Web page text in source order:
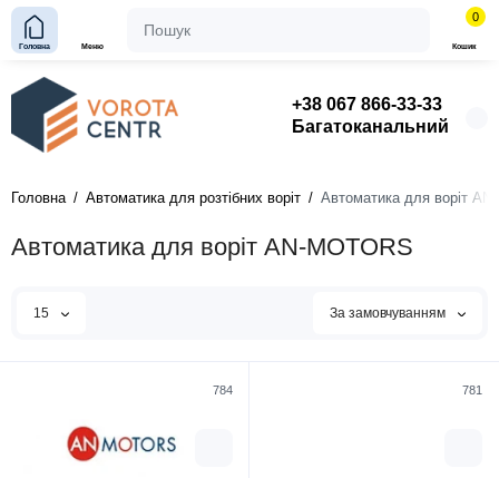
+38 067 866-33-33
Багатоканальний
Головна Меню
0
Кошик
Головна Автоматика для розтібних воріт Автоматика для воріт
Автоматика для воріт AN-MOTORS
15 За замовчуванням
784 781